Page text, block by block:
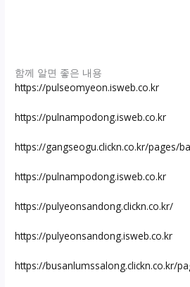
함께 알면 좋은 내용
https://pulseomyeon.isweb.co.kr
https://pulnampodong.isweb.co.kr
https://gangseogu.clickn.co.kr/pages/
https://pulnampodong.isweb.co.kr
https://pulyeonsandong.clickn.co.kr/
https://pulyeonsandong.isweb.co.kr
https://busanlumssalong.clickn.co.kr/